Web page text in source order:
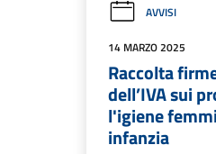
AVVISI
14 MARZO 2025
Raccolta
dell’IVA sui
l'igiene
infanzia